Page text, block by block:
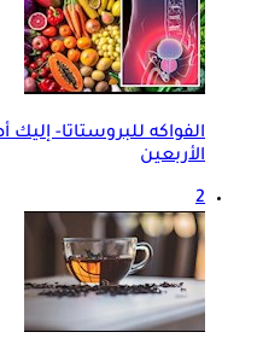
الفواكه للبروستاتا-
الأربعين
2